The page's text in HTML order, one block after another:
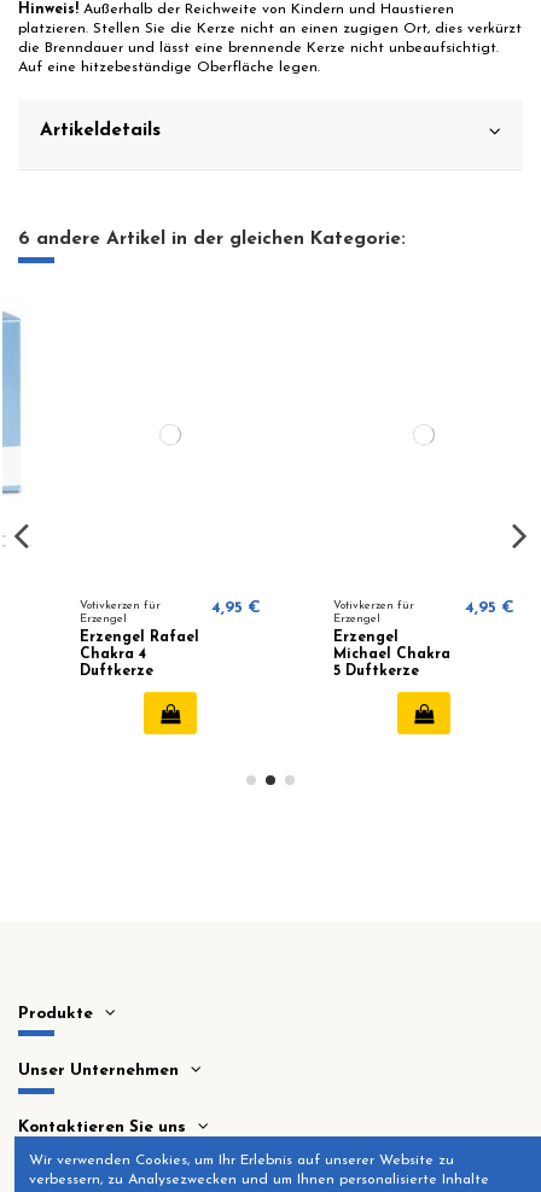
Hinweis! Außerhalb der Reichweite von Kindern und Haustieren
platzieren. Stellen Sie die Kerze nicht an einen zugigen Ort, dies verkürzt
die Brenndauer und lässt eine brennende Kerze nicht unbeaufsichtigt.
Auf eine hitzebeständige Oberfläche legen.
Artikeldetails
6 andere Artikel in der gleichen Kategorie:
Votivkerzen für
Erzengel
Erzengel Rafael
Chakra 4
Duftkerze
4,95 €
Votivkerzen für
Erzengel
Erzengel
Michael Chakra
5 Duftkerze
4,95 €
Produkte
Unser Unternehmen
Kontaktieren Sie uns
Wir verwenden Cookies, um Ihr Erlebnis auf unserer Website zu
verbessern, zu Analysezwecken und um Ihnen personalisierte Inhalte